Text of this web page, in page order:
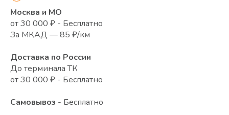
Москва и МО
от 30 000 ₽ - Бесплатно
За МКАД — 85 ₽/км
Доставка по России
До терминала ТК
от 30 000 ₽ - Бесплатно
Самовывоз - Бесплатно